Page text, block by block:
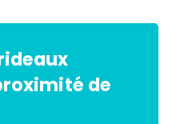
de